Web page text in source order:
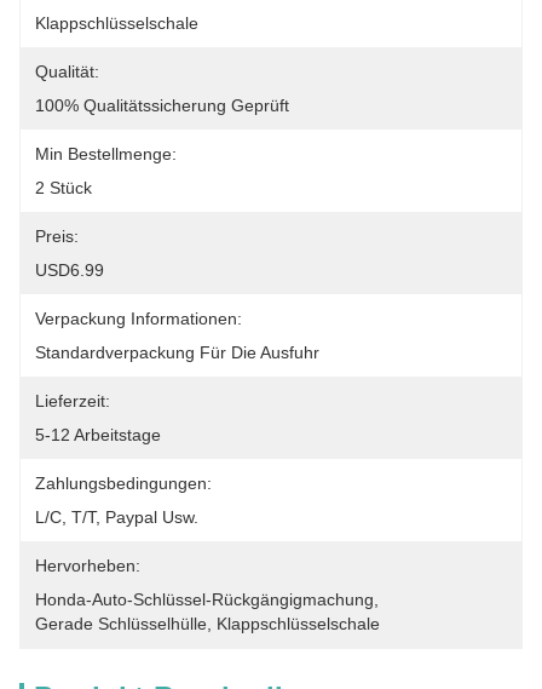
Klappschlüsselschale
Qualität:
100% Qualitätssicherung Geprüft
Min Bestellmenge:
2 Stück
Preis:
USD6.99
Verpackung Informationen:
Standardverpackung Für Die Ausfuhr
Lieferzeit:
5-12 Arbeitstage
Zahlungsbedingungen:
L/C, T/T, Paypal Usw.
Hervorheben:
Honda-Auto-Schlüssel-Rückgängigmachung
Gerade Schlüsselhülle Klappschlüsselschale